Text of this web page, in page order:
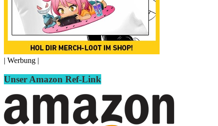
| Werbung |
Unser Amazon Ref-Link